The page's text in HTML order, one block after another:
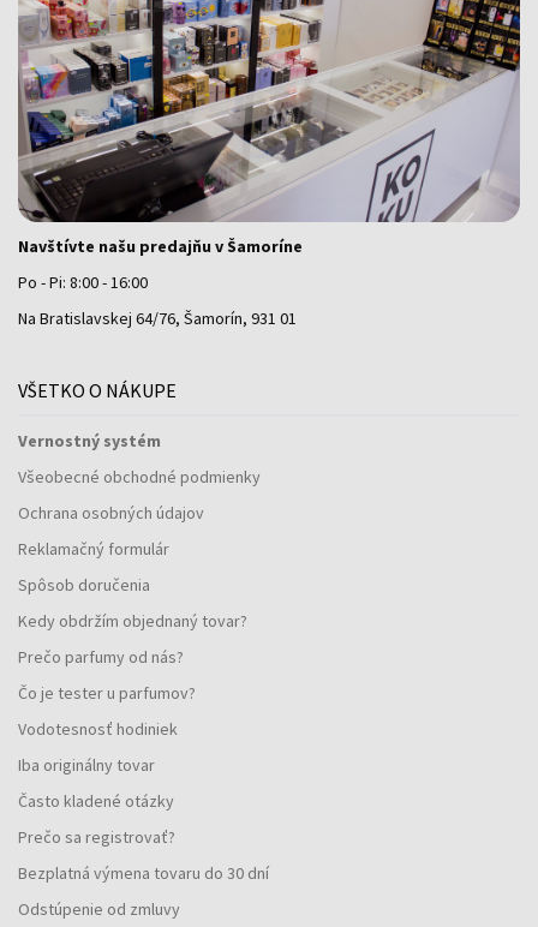
Navštívte našu predajňu v Šamoríne
Po - Pi: 8:00 - 16:00
Na Bratislavskej 64/76, Šamorín, 931 01
VŠETKO O NÁKUPE
Vernostný systém
Všeobecné obchodné podmienky
Ochrana osobných údajov
Reklamačný formulár
Spôsob doručenia
Kedy obdržím objednaný tovar?
Prečo parfumy od nás?
Čo je tester u parfumov?
Vodotesnosť hodiniek
Iba originálny tovar
Často kladené otázky
Prečo sa registrovať?
Bezplatná výmena tovaru do 30 dní
Odstúpenie od zmluvy